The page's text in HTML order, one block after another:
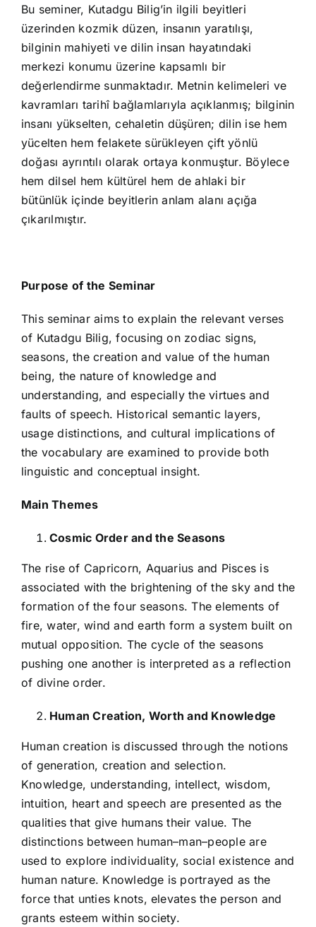
Bu seminer, Kutadgu Bilig’in ilgili beyitleri
üzerinden kozmik düzen, insanın yaratılışı,
bilginin mahiyeti ve dilin insan hayatındaki
merkezi konumu üzerine kapsamlı bir
değerlendirme sunmaktadır. Metnin kelimeleri ve
kavramları tarihî bağlamlarıyla açıklanmış; bilginin
insanı yükselten, cehaletin düşüren; dilin ise hem
yücelten hem felakete sürükleyen çift yönlü
doğası ayrıntılı olarak ortaya konmuştur. Böylece
hem dilsel hem kültürel hem de ahlaki bir
bütünlük içinde beyitlerin anlam alanı açığa
çıkarılmıştır.
Purpose of the Seminar
This seminar aims to explain the relevant verses
of Kutadgu Bilig, focusing on zodiac signs,
seasons, the creation and value of the human
being, the nature of knowledge and
understanding, and especially the virtues and
faults of speech. Historical semantic layers,
usage distinctions, and cultural implications of
the vocabulary are examined to provide both
linguistic and conceptual insight.
Main Themes
Cosmic Order and the Seasons
The rise of Capricorn, Aquarius and Pisces is
associated with the brightening of the sky and the
formation of the four seasons. The elements of
fire, water, wind and earth form a system built on
mutual opposition. The cycle of the seasons
pushing one another is interpreted as a reflection
of divine order.
Human Creation, Worth and Knowledge
Human creation is discussed through the notions
of generation, creation and selection.
Knowledge, understanding, intellect, wisdom,
intuition, heart and speech are presented as the
qualities that give humans their value. The
distinctions between human–man–people are
used to explore individuality, social existence and
human nature. Knowledge is portrayed as the
force that unties knots, elevates the person and
grants esteem within society.